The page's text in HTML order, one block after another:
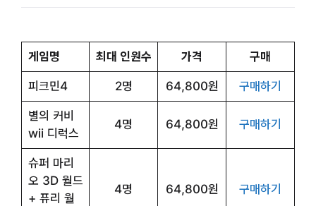
게임명 최대 인원수 가격 구매
피크민4 2명 64,800원 구매하기
별의 커비
wii 디럭스
4명 64,800원 구매하기
슈퍼 마리
오 3D 월드
+ 퓨리 월
4명 64,800원 구매하기